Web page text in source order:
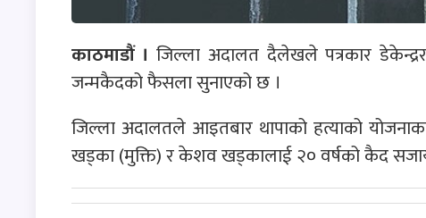
काठमाडौं । जिल्ला अदालत दैलेखले पत्रकार
जन्मकैदको फैसला सुनाएको छ ।
जिल्ला अदालतले आइतबार थापाको हत्याको
खड्का (मुक्ति) र केशव खड्कालाई २० वर्षको कैद सजाय